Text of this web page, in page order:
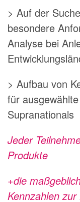
> Auf der
besondere
Analyse bei
> Aufbau von
für
Supranationals
Jeder
Produkte
+die
Kennzahlen